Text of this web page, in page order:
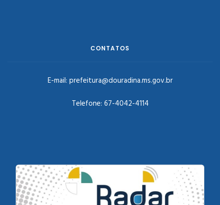
CONTATOS
E-mail: prefeitura@douradina.ms.gov.br
Telefone: 67-4042-4114